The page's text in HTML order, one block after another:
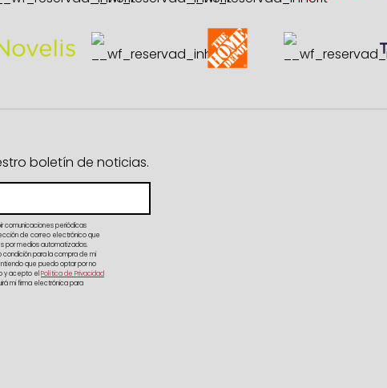
boletín de noticias.
comunicaciones periódicas
de correo electrónico que
por medios automatizados.
para la compra de mi
que puedo optar por no
y acepto el Política de Privacidad
mi firma electrónica para